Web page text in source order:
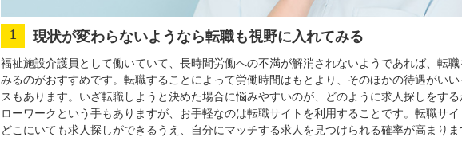
現状が変わらないようなら転職も視野に入れてみる
福祉施設介護員として働いていて、長時間労働への不満が解消されないようであれば、転
みるのがおすすめです。転職することによって労働時間はもとより、そのほかの待遇がい
スもあります。いざ転職しようと決めた場合に悩みやすいのが、どのように求人探しをす
ローワークという手もありますが、お手軽なのは転職サイトを利用することです。転職サ
どこにいても求人探しができるうえ、自分にマッチする求人を見つけられる確率が高まりま